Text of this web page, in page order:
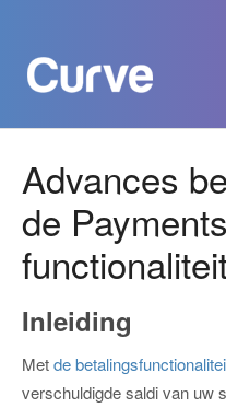
Curve
Curve
Advances
de
Inleiding
Metde
verschuldigde saldi van uw